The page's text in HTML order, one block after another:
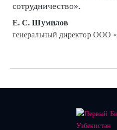
сотрудничество».
Е. С. Шумилов
генеральный директор ООО